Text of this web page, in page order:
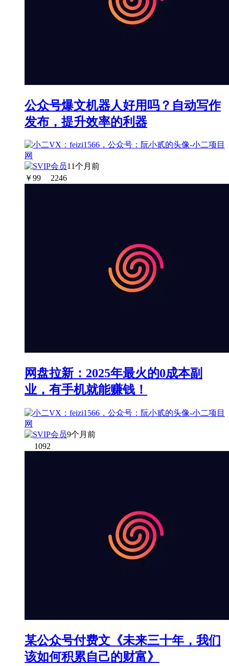
公众号爆文机器人好用吗？自动写作
发布，提升效率的利器
11个月前
￥99 2246
网盘拉新：2025年最火的0成本副
业，有手机就能赚钱！
9个月前
1092
某公众号付费文《未来三十年，我们
该如何积累自己的财富》